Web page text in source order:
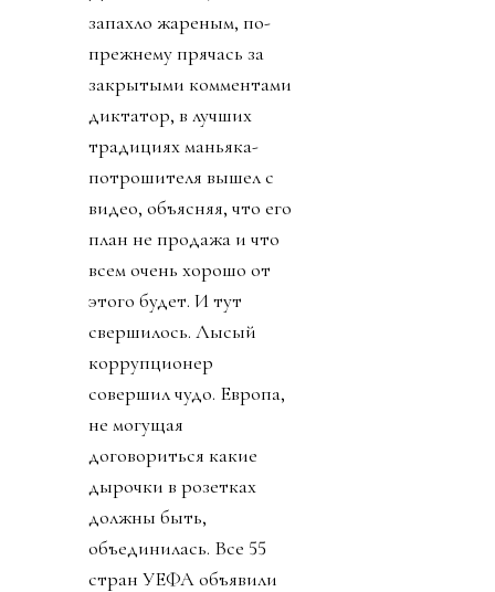
запахло жареным, по-
прежнему прячась за
закрытыми комментами
диктатор, в лучших
традициях маньяка-
потрошителя вышел с
видео, объясняя, что его
план не продажа и что
всем очень хорошо от
этого будет. И тут
свершилось. Лысый
коррупционер
совершил чудо. Европа,
не могущая
договориться какие
дырочки в розетках
должны быть,
объединилась. Все 55
стран УЕФА объявили